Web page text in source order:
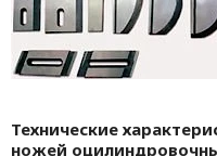
Технические
ножей